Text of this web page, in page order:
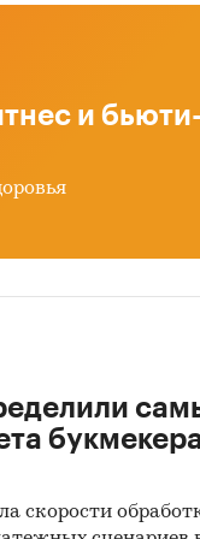
на спрос
прогноза
блоки
рынка
по
компаний
и бьюти-
скорости